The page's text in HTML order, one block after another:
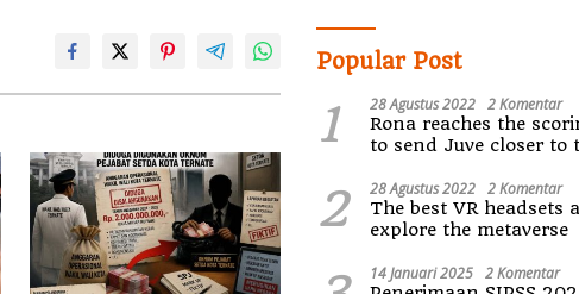
Popular Post
1 28 Agustus 2022 2 Komentar
Rona reaches the
to send Juve closer to
2 28 Agustus 2022 2 Komentar
The best VR headsets
explore the metaverse
14 Januari 2025 2 Komentar